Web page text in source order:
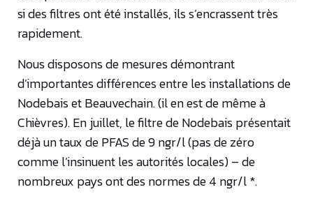
si des filtres ont été installés, ils s’encrassent très
rapidement.
Nous disposons de mesures démontrant
d’importantes différences entre les installations de
Nodebais et Beauvechain. (il en est de même à
Chièvres). En juillet, le filtre de Nodebais présentait
déjà un taux de PFAS de 9 ngr/l (pas de zéro
comme l’insinuentles autorités locales) – de
nombreux pays ont des normes de 4 ngr/l *.